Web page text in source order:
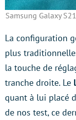
Samsung Galaxy
La configuration
plus
la touche de
tranche droite. Le
quant à lui placé
de nos test, ce